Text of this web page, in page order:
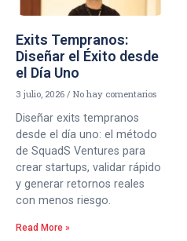
Exits Tempranos:
Diseñar el Éxito desde
el Día Uno
3 julio, 2026 No hay comentarios
Diseñar exits tempranos
desde el día uno: el método
de SquadS Ventures para
crear startups, validar rápido
y generar retornos reales
con menos riesgo.
Read More »